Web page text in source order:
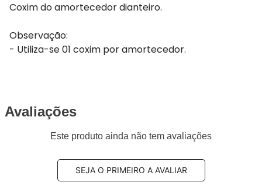
Coxim do amortecedor dianteiro.
Observação:
- Utiliza-se 01 coxim por amortecedor.
Avaliações
Este produto ainda não tem avaliações
SEJA O PRIMEIRO A AVALIAR